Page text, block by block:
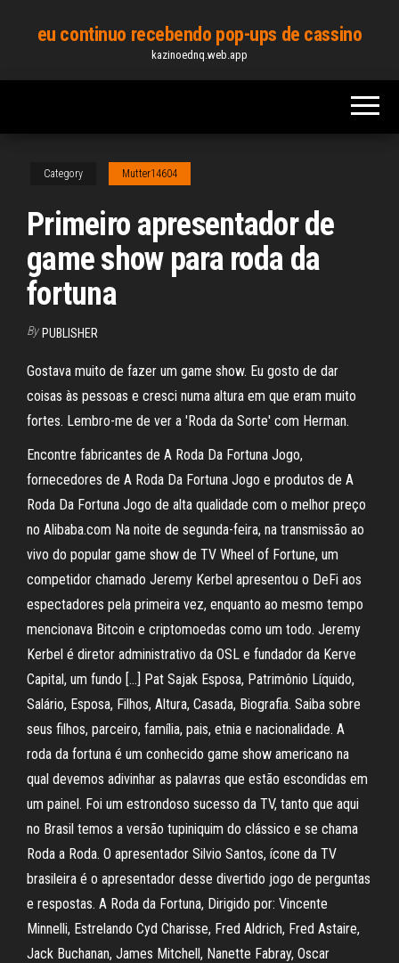
content
eu continuo recebendo pop-ups de cassino
kazinoednq.web.app
Category Mutter14604
Primeiro apresentador de
game show para roda da
fortuna
By PUBLISHER
Gostava muito de fazer um game show. Eu gosto de dar
coisas às pessoas e cresci numa altura em que eram muito
fortes. Lembro-me de ver a 'Roda da Sorte' com Herman.
Encontre fabricantes de A Roda Da Fortuna Jogo,
fornecedores de A Roda Da Fortuna Jogo e produtos de A
Roda Da Fortuna Jogo de alta qualidade com o melhor preço
no Alibaba.com Na noite de segunda-feira, na transmissão ao
vivo do popular game show de TV Wheel of Fortune, um
competidor chamado Jeremy Kerbel apresentou o DeFi aos
espectadores pela primeira vez, enquanto ao mesmo tempo
mencionava Bitcoin e criptomoedas como um todo. Jeremy
Kerbel é diretor administrativo da OSL e fundador da Kerve
Capital, um fundo […] Pat Sajak Esposa, Patrimônio Líquido,
Salário, Esposa, Filhos, Altura, Casada, Biografia. Saiba sobre
seus filhos, parceiro, família, pais, etnia e nacionalidade. A
roda da fortuna é um conhecido game show americano na
qual devemos adivinhar as palavras que estão escondidas em
um painel. Foi um estrondoso sucesso da TV, tanto que aqui
no Brasil temos a versão tupiniquim do clássico e se chama
Roda a Roda. O apresentador Silvio Santos, ícone da TV
brasileira é o apresentador desse divertido jogo de perguntas
e respostas. A Roda da Fortuna, Dirigido por: Vincente
Minnelli, Estrelando Cyd Charisse, Fred Aldrich, Fred Astaire,
Jack Buchanan, James Mitchell, Nanette Fabray, Oscar